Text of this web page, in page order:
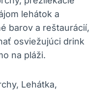
lehátok a
barov a reštaurácií,
osviežujúci drink
na pláži.
Lehátka,